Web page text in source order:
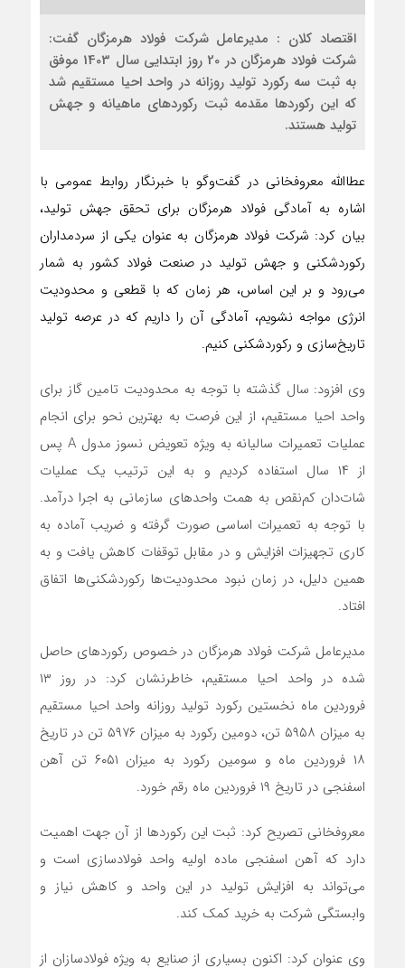
اقتصاد کلان : مدیرعامل شرکت فولاد هرمزگان گفت:
شرکت فولاد هرمزگان در 20 روز ابتدایی سال 1403 موفق
به ثبت سه رکورد تولید روزانه در واحد احیا مستقیم شد
که این رکوردها مقدمه ثبت رکوردهای ماهیانه و جهش
تولید هستند.
عطاالله معروفخانی در گفت‌وگو با خبرنگار روابط عمومی با
اشاره به آمادگی فولاد هرمزگان برای تحقق جهش تولید،
بیان کرد: شرکت فولاد هرمزگان به عنوان یکی از سردمداران
رکوردشکنی و جهش تولید در صنعت فولاد کشور به شمار
می‌رود و بر این اساس، هر زمان که با قطعی و محدودیت
انرژی مواجه نشویم، آمادگی آن را داریم که در عرصه تولید
تاریخ‌سازی و رکوردشکنی کنیم.
وی افزود: سال گذشته با توجه به محدودیت تامین گاز برای
واحد احیا مستقیم، از این فرصت به بهترین نحو برای انجام
عملیات تعمیرات سالیانه به ویژه تعویض نسوز مدول A پس
از ۱۴ سال استفاده کردیم و به این ترتیب یک عملیات
شات‌دان کم‌نقص به همت واحدهای سازمانی به اجرا درآمد.
با توجه به تعمیرات اساسی صورت گرفته و ضریب آماده به
کاری تجهیزات افزایش و در مقابل توقفات کاهش یافت و به
همین دلیل، در زمان نبود محدودیت‌ها رکوردشکنی‌ها اتفاق
افتاد.
مدیرعامل شرکت فولاد هرمزگان در خصوص رکوردهای حاصل
شده در واحد احیا مستقیم، خاطرنشان کرد: در روز ۱۳
فروردین ماه نخستین رکورد تولید روزانه واحد احیا مستقیم
به میزان ۵۹۵۸ تن، دومین رکورد به میزان ۵۹۷۶ تن در تاریخ
۱۸ فروردین ماه و سومین رکورد به میزان ۶۰۵۱ تن آهن
اسفنجی در تاریخ ۱۹ فروردین ماه رقم خورد.
معروفخانی تصریح کرد: ثبت این رکوردها از آن جهت اهمیت
دارد که آهن اسفنجی ماده اولیه واحد فولادسازی است و
می‌تواند به افزایش تولید در این واحد و کاهش نیاز و
وابستگی شرکت به خرید کمک کند.
وی عنوان کرد: اکنون بسیاری از صنایع به ویژه فولادسازان از